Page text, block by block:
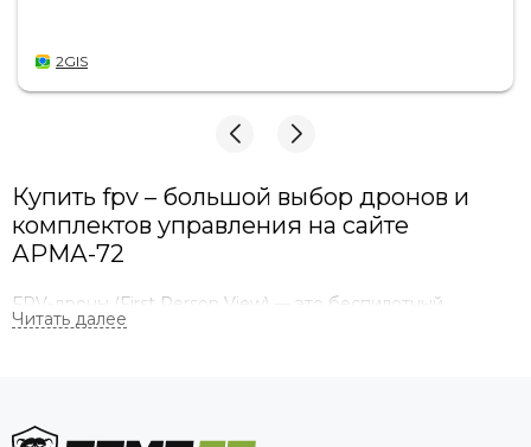
2GIS
Купить fpv – большой выбор дронов и
комплектов управления на сайте
АРМА-72
FPV-дроны (First Person View) — это беспилотный
летательный аппарат с камерой, передающей видео в
присутствия, то есть у пилота создается полное